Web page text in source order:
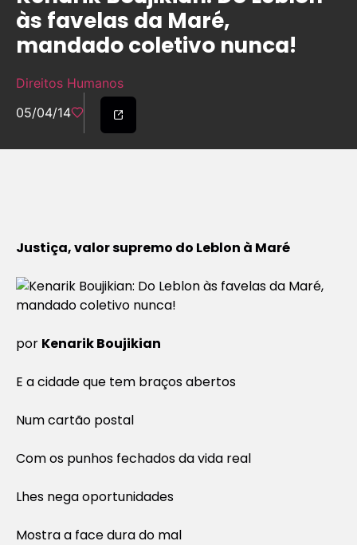
às favelas da Maré,
mandado coletivo nunca!
Direitos Humanos
05/04/14
Justiça, valor supremo do Leblon à Maré
por Kenarik Boujikian
E a cidade que tem braços abertos
Num cartão postal
Com os punhos fechados da vida real
Lhes nega oportunidades
Mostra a face dura do mal